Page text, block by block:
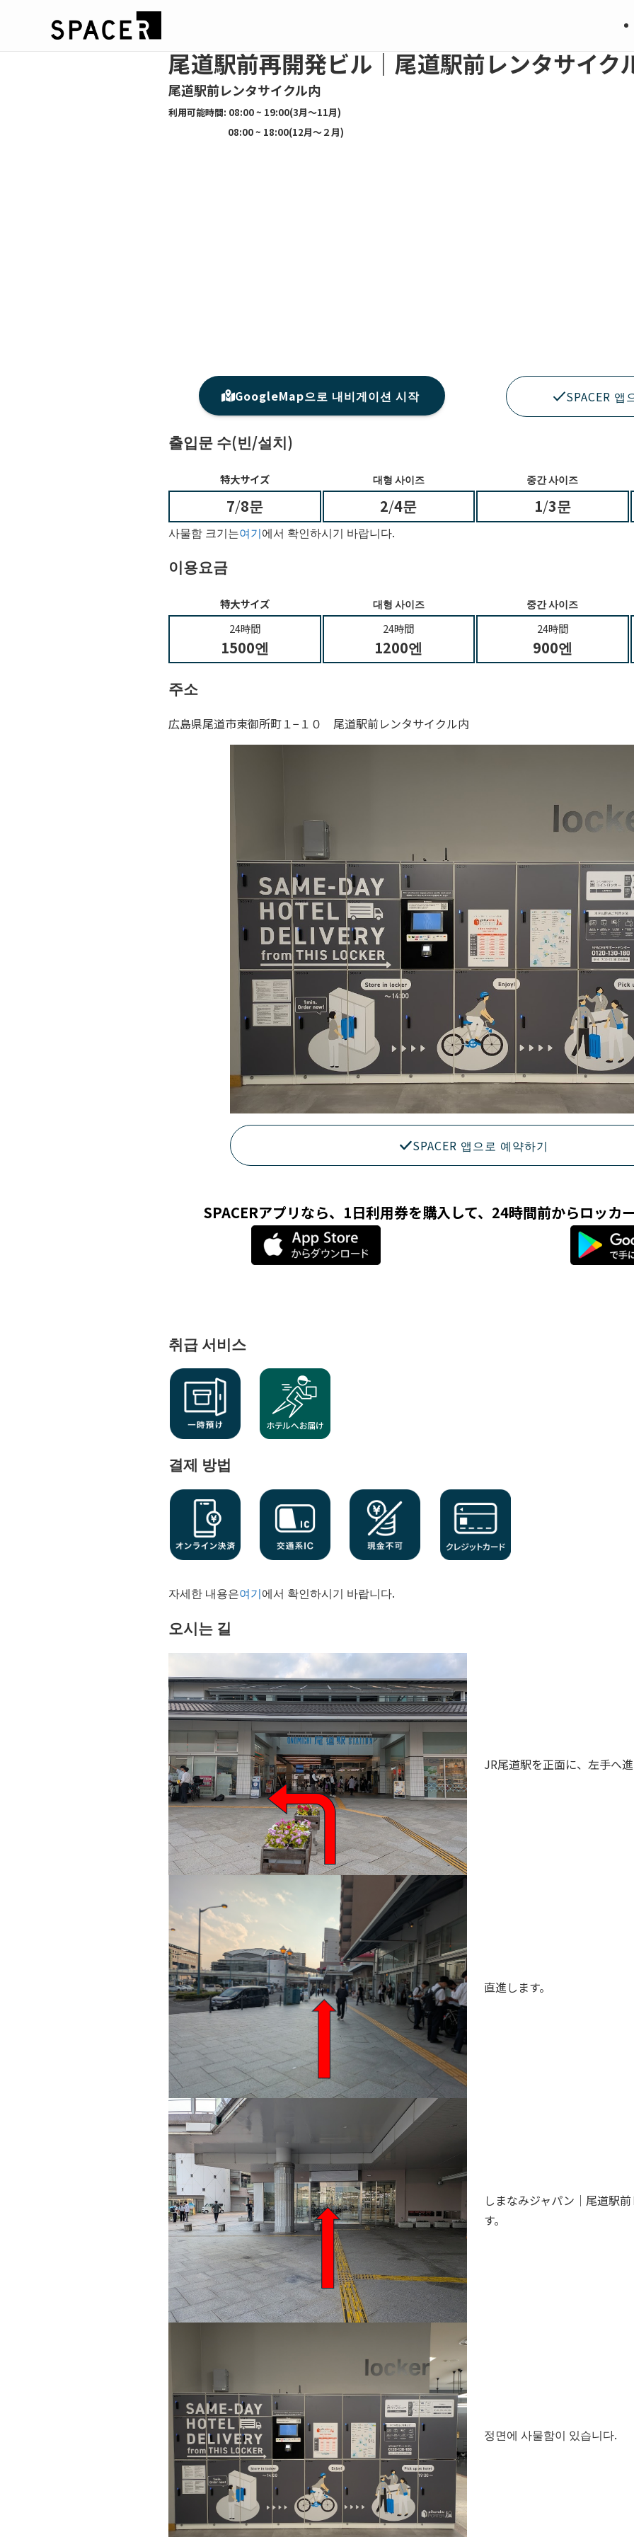
尾道駅前再開発ビル｜尾道駅前レンタサイク
尾道駅前レンタサイクル内
利用可能時間: 08:00 ~ 19:00(3月〜11月)
08:00 ~ 18:00(12月〜２月)
GoogleMap으로 내비게이션 시작 SPACER 앱
출입문 수(빈/설치)
特大サイズ 대형 사이즈 중간 사이즈
7/8문 2/4문 1/3문
사물함 크기는여기에서 확인하시기 바랍니다.
이용요금
特大サイズ 대형 사이즈
중간 사이즈
24時間
1500엔
24時間
1200엔
24時間
900엔
주소
広島県尾道市東御所町１−１０ 尾道駅前レンタサイクル内
SPACER 앱으로 예약하기
SPACERアプリなら、1日利用券を購入して、24時間前からロッカ
취급 서비스
결제 방법
자세한 내용은여기에서 확인하시기 바랍니다.
오시는 길
JR尾道駅を正面に、左手へ
直進します。
しまなみジャパン｜尾道駅
す。
정면에 사물함이 있습니다.